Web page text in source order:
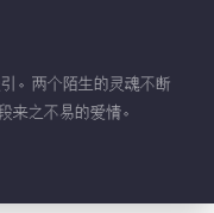
。两个陌生的灵魂不断
来之不易的爱情。